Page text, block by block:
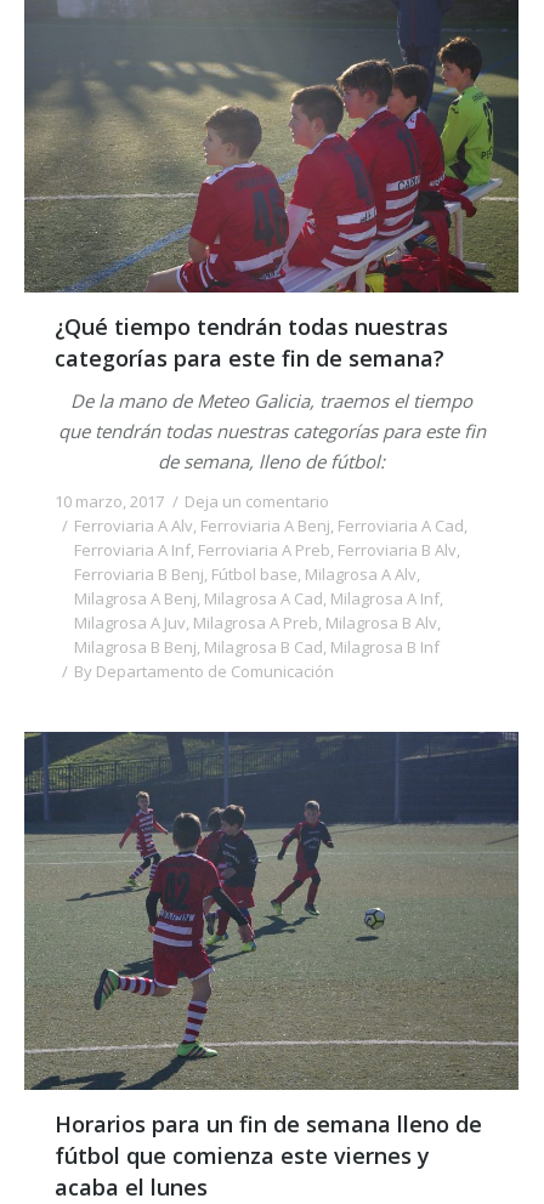
¿Qué tiempo tendrán todas nuestras
categorías para este fin de semana?
De la mano de Meteo Galicia, traemos el tiempo
que tendrán todas nuestras categorías para este fin
de semana, lleno de fútbol:
10 marzo, 2017
Deja un comentario
Ferroviaria A Alv, Ferroviaria A Benj, Ferroviaria A Cad,
Ferroviaria A Inf, Ferroviaria A Preb, Ferroviaria B Alv,
Ferroviaria B Benj, Fútbol base, Milagrosa A Alv,
Milagrosa A Benj, Milagrosa A Cad, Milagrosa A Inf,
Milagrosa A Juv, Milagrosa A Preb, Milagrosa B Alv,
Milagrosa B Benj, Milagrosa B Cad, Milagrosa B Inf
By Departamento de Comunicación
Horarios para un fin de semana lleno de
fútbol que comienza este viernes y
acaba el lunes